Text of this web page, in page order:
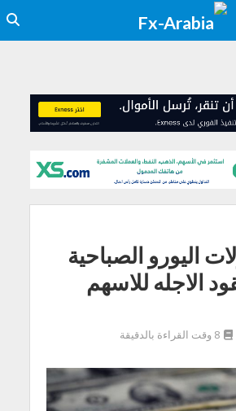
اليورو الصباحية
الاجله للاسهم
8 وقت القراءة بالدقيقة